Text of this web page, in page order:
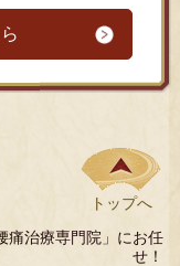
トップへ
痛治療専門院」にお任
せ！